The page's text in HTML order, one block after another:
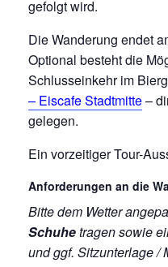
gefolgt wird.
Die Wanderung endet
Optional besteht die
Schlusseinkehr im
– Eiscafe Stadtmitte–
gelegen.
Ein vorzeitiger Tour-
Anforderungen an die
Bitte dem Wetter
Schuhetragen sowie
und ggf. Sitzunterlage /